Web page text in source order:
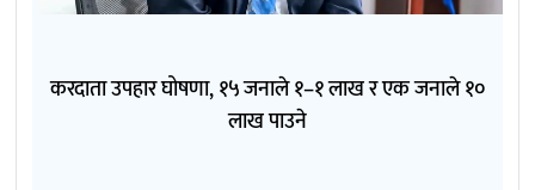
करदाता उपहार घोषणा, १५ जनाले १–१ लाख र एक जनाले १०
लाख पाउने